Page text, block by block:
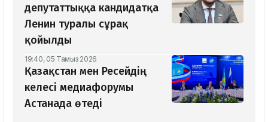
депутаттыққа кандидатқа
Ленин туралы сұрақ
қойылды
19:40, 05 Тамыз 2026
Қазақстан мен Ресейдің
келесі медиафорумы
Астанада өтеді